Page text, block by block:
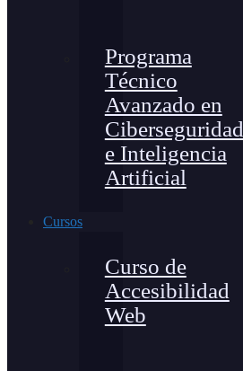
Programa
Técnico
Avanzado en
Ciberseguridad
e Inteligencia
Artificial
Cursos
Curso de
Accesibilidad
Web